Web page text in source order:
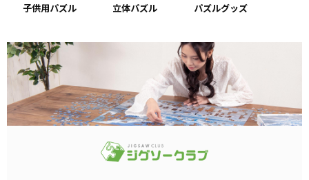
子供用パズル 立体パズル パズルグッズ